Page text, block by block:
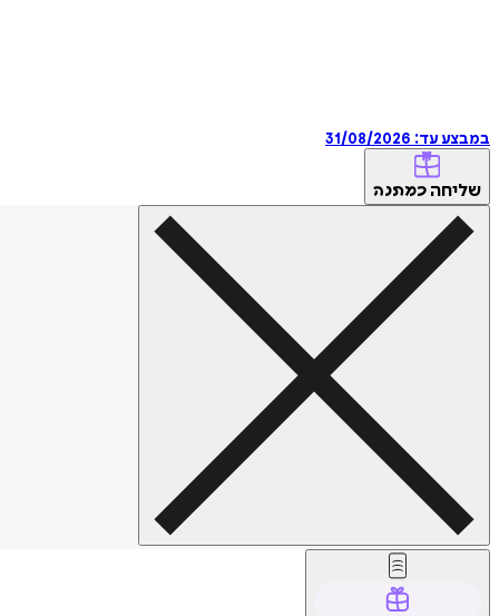
במבצע עד: 31/08/2026
שליחה כמתנה